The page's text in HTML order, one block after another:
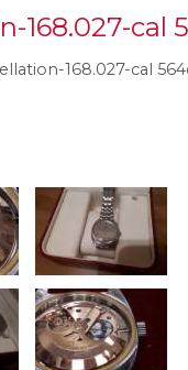
168.027-cal
168.027-cal